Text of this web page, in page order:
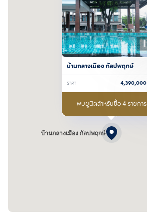
บ้านกลางเมือง กัลปพฤกษ์
บ้านกลางเมือง กัลปพฤกษ์
ราคา 4,390,000
พบยูนิตสำหรับซื้อ 4 รายการ